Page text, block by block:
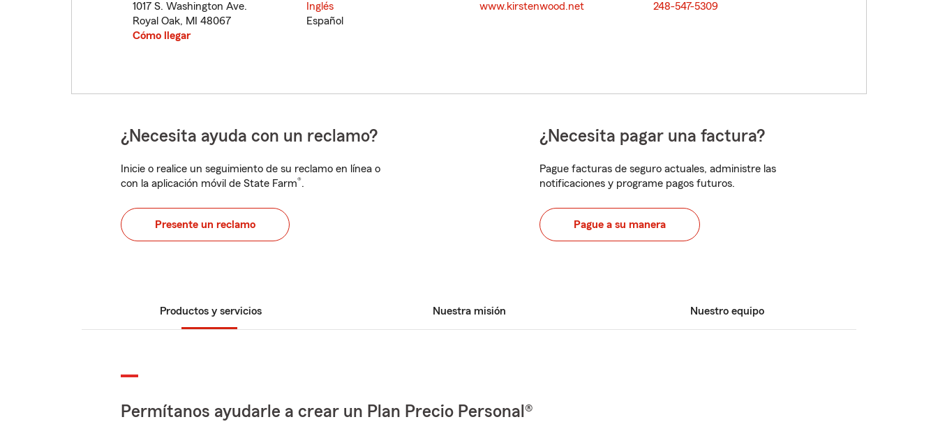
1017 S. Washington Ave.
Royal Oak, MI
48067
Cómo llegar
Inglés
Español
www.kirstenwood.net
248-547-5309
¿Necesita ayuda con un reclamo?
Inicie o realice un seguimiento de su reclamo en línea o
con la aplicación móvil de State Farm®.
Presente un reclamo
¿Necesita pagar una factura?
Pague facturas de seguro actuales, administre las
notificaciones y programe pagos futuros.
Pague a su manera
Productos y servicios Nuestra misión Nuestro equipo
Permítanos ayudarle a crear un Plan Precio Personal®